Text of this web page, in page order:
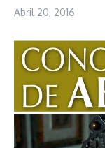
Abril 20, 2016